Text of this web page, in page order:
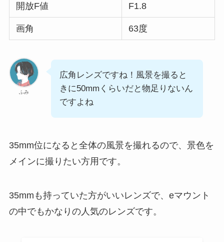
開放F値 F1.8
画角 63度
ふみ
広角レンズですね！風景を撮ると
きに50mmくらいだと物足りないん
ですよね
35mm位になると全体の風景を撮れるので、景色を
メインに撮りたい方用です。
35mmも持っていた方がいいレンズで、eマウント
の中でもかなりの人気のレンズです。